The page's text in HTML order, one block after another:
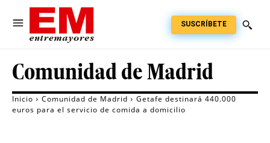
SUSCRÍBETE
Comunidad de Madrid
Inicio Comunidad de Madrid
Getafe destinará 440.000
euros para el servicio de comida a domicilio